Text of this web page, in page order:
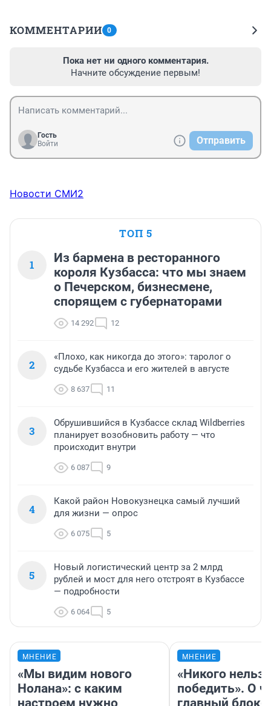
КОММЕНТАРИИ 0
Пока нет ни одного комментария.
Начните обсуждение первым!
Гость
Войти
Отправить
Новости СМИ2
ТОП 5
1
Из бармена в ресторанного
короля Кузбасса: что мы знаем
о Печерском, бизнесмене,
спорящем с губернаторами
14 292 12
2
«Плохо, как никогда до этого»: таролог о
судьбе Кузбасса и его жителей в августе
8 637 11
3
Обрушившийся в Кузбассе склад Wildberries
планирует возобновить работу — что
происходит внутри
6 087 9
4
Какой район Новокузнецка самый лучший
для жизни — опрос
6 075 5
5
Новый логистический центр за 2 млрд
рублей и мост для него отстроят в Кузбассе
— подробности
6 064 5
МНЕНИЕ
«Мы видим нового
Нолана»: с каким
настроем нужно
МНЕНИЕ
«Никого нельзя
победить». О
главный